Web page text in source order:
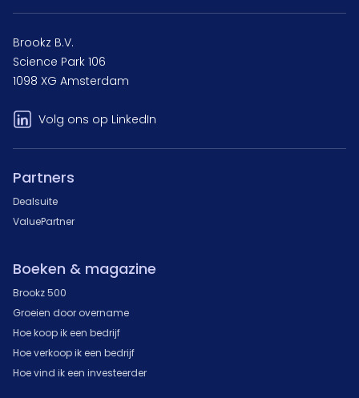
Brookz B.V.
Science Park 106
1098 XG Amsterdam
Volg ons op LinkedIn
Partners
Dealsuite
ValuePartner
Boeken & magazine
Brookz 500
Groeien door overname
Hoe koop ik een bedrijf
Hoe verkoop ik een bedrijf
Hoe vind ik een investeerder